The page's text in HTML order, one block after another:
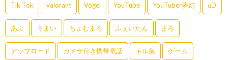
Tik Tok valorant Vogel YouTube YouTuber夢幻 αD
あぶ うまい ちょむまろ ふぇいたん まろ
アップロード カメラ付き携帯電話 キル集 ゲーム